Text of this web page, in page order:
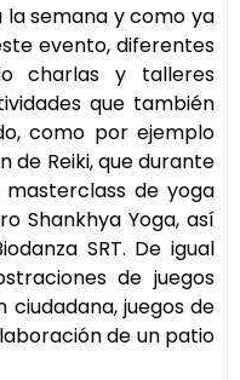
la semana y como ya
evento, diferentes
charlas y talleres
que también
como por ejemplo
de Reiki, que durante
de yoga
Shankhya Yoga, así
SRT. De igual
de juegos
juegos de
de un patio